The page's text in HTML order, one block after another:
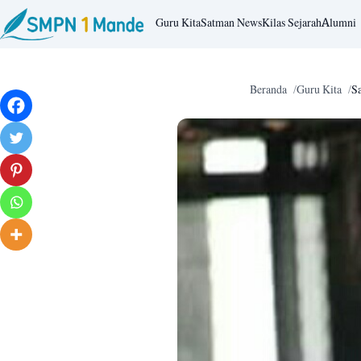
Guru KitaSatman NewsKilas SejarahAlumni
Beranda Guru Kita